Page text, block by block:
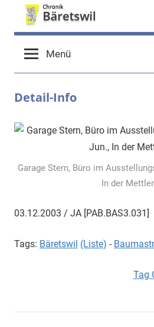
chronik-
baeretswil.ch
Menü
Detail-Info
Garage Stern, Büro im
In der
03.12.2003 / JA [PAB.BAS3.031]
Tags: Bäretswil (Liste) -
Tag